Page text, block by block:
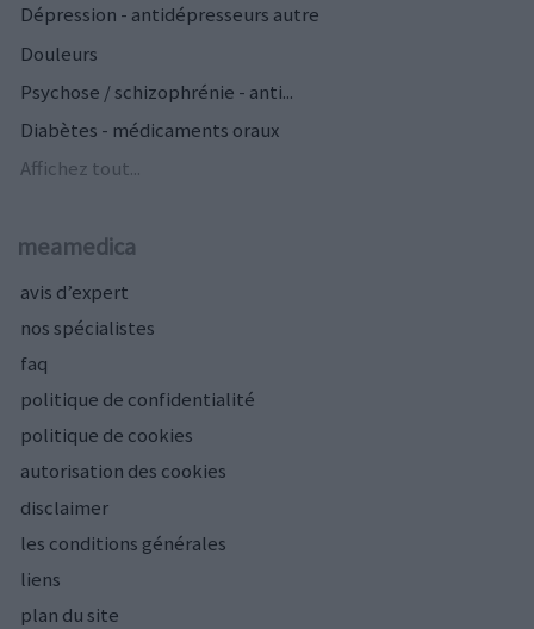
Dépression - antidépresseurs autre
Douleurs
Psychose / schizophrénie - anti...
Diabètes - médicaments oraux
Affichez tout...
meamedica
avis d’expert
nos spécialistes
faq
politique de confidentialité
politique de cookies
autorisation des cookies
disclaimer
les conditions générales
liens
plan du site